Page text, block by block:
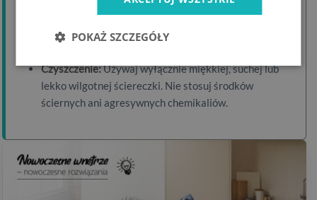
Zamocuj tablicę na ścianie, dopasowując
stabilna.
Czyszczenie:Używaj wyłącznie miękkiej, suchej lub
lekko wilgotnej ściereczki. Nie stosuj środków
ściernych ani agresywnych chemikaliów.
POKAŻ SZCZEGÓŁY